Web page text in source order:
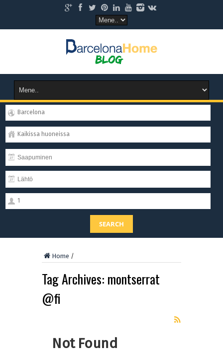
Barcelona
Kaikissa huoneissa
1
SEARCH
Home /
Tag Archives: montserrat
@fi
Not Found